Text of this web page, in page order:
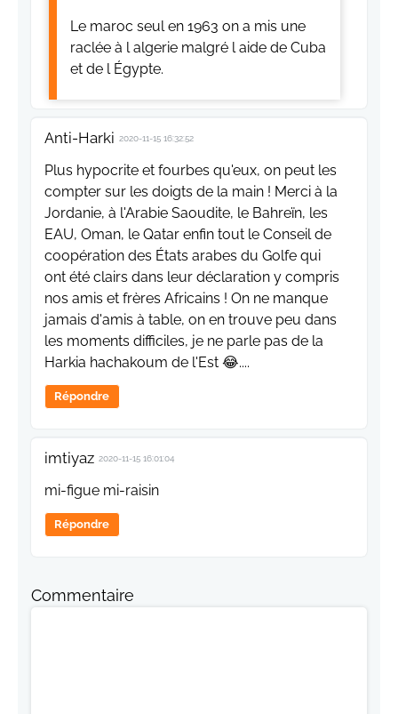
Le maroc seul en 1963 on a mis une
raclée à l algerie malgré l aide de Cuba
et de l Égypte.
Anti-Harki 2020-11-15 16:32:52
Plus hypocrite et fourbes qu'eux, on peut les
compter sur les doigts de la main ! Merci à la
Jordanie, à l'Arabie Saoudite, le Bahreïn, les
EAU, Oman, le Qatar enfin tout le Conseil de
coopération des États arabes du Golfe qui
ont été clairs dans leur déclaration y compris
nos amis et frères Africains ! On ne manque
jamais d'amis à table, on en trouve peu dans
les moments difficiles, je ne parle pas de la
Harkia hachakoum de l'Est 😂....
Répondre
imtiyaz 2020-11-15 16:01:04
mi-figue mi-raisin
Répondre
Commentaire